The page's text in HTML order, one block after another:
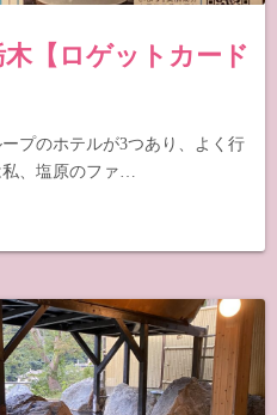
【ロゲットカード
プのホテルが3つあり、よく行
私、塩原のファ…